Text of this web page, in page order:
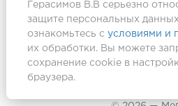
Герасимов В.В серьезно
защите персональных
ознакомьтесь с условиями и
их обработки. Вы можете
сохранение cookie в
браузера.